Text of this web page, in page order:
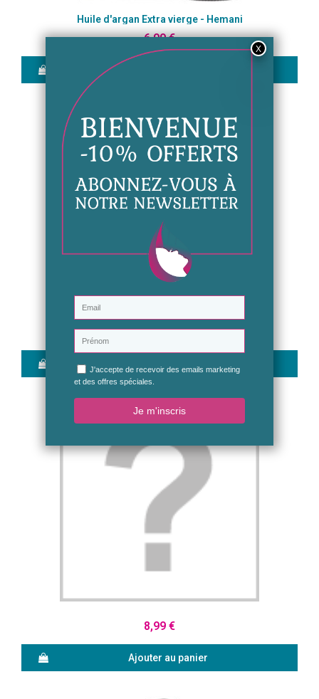
Aperçu rapide
Huile d'argan Extra vierge - Hemani
6,99 €
Aperçu rapide
12,99 €
Ajouter au panier
8,99 €
Ajouter au panier